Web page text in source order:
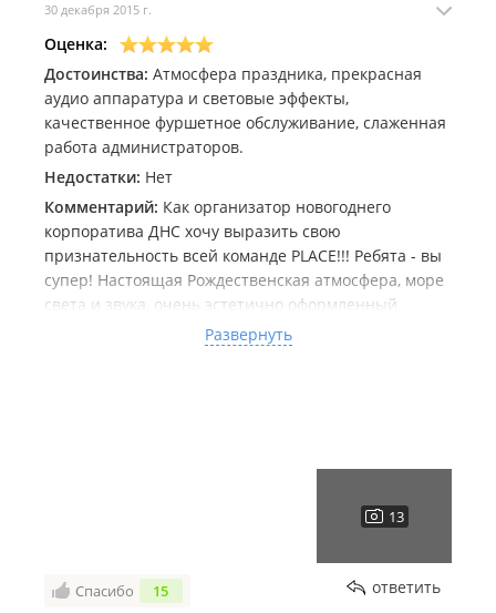
30 декабря 2015 г.
Оценка:
Достоинства: Атмосфера праздника, прекрасная
аудио аппаратура и световые эффекты,
качественное фуршетное обслуживание, слаженная
работа администраторов.
Недостатки: Нет
Комментарий: Как организатор новогоднего
корпоратива ДНС хочу выразить свою
признательность всей команде PLACE!!! Ребята - вы
супер! Настоящая Рождественская атмосфера, море
света и звука, очень эстетично оформленный
интерьер. Вы умеете слышать своих клиентов, а это
самое важное. Работать с вами было просто и
уехали домой ;))) но вам это удалось! Желаем вам
Развернуть
Спасибо 15 ответить